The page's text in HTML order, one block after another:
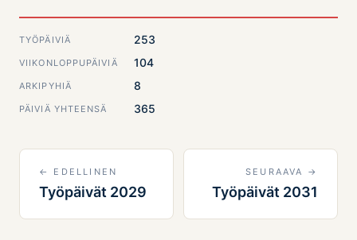
TYÖPÄIVIÄ 253
VIIKONLOPPUPÄIVIÄ 104
ARKIPYHIÄ 8
PÄIVIÄ YHTEENSÄ 365
← EDELLINEN
Työpäivät 2029
SEURAAVA →
Työpäivät 2031